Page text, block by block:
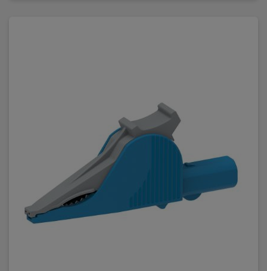
IEC 61010
Kat III 1000V
Kat IV 600V